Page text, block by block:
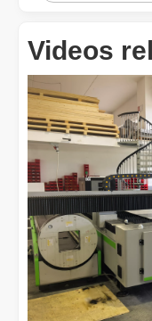
Las máquinas de
Videos